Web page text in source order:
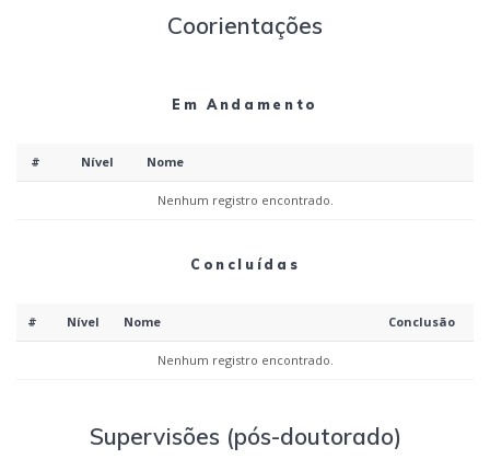
Coorientações
Em Andamento
# Nível Nome
Nenhum registro encontrado.
Concluídas
# Nível Nome Conclusão
Nenhum registro encontrado.
Supervisões (pós-doutorado)